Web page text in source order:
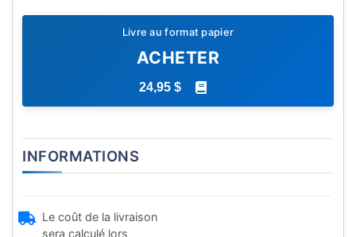
Livre au format papier
ACHETER
24,95 $
INFORMATIONS
Le coût de la livraison
sera calculé lors